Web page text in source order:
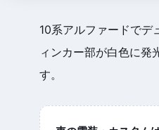
10系アルファードでデ
ィンカー部が白色に発
す。